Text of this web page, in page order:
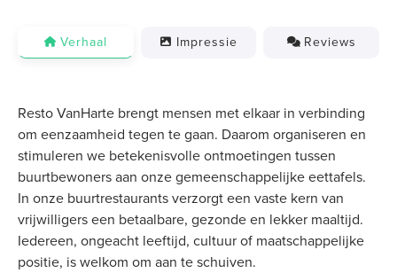
Verhaal Impressie Reviews
Resto VanHarte brengt mensen met elkaar in verbinding
om eenzaamheid tegen te gaan. Daarom organiseren en
stimuleren we betekenisvolle ontmoetingen tussen
buurtbewoners aan onze gemeenschappelijke eettafels.
In onze buurtrestaurants verzorgt een vaste kern van
vrijwilligers een betaalbare, gezonde en lekker maaltijd.
Iedereen, ongeacht leeftijd, cultuur of maatschappelijke
positie, is welkom om aan te schuiven.